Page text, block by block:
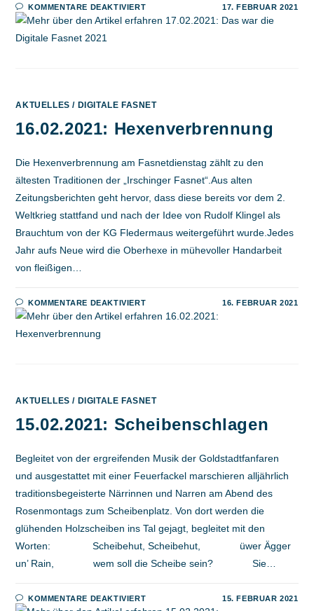
KOMMENTARE DEAKTIVIERTFÜR
17.02.2021:
DAS
17. FEBRUAR 2021
AKTUELLES / DIGITALE FASNET
16.02.2021: Hexenverbrennung
Die Hexenverbrennung am Fasnetdienstag zählt zu den
ältesten Traditionen der „Irschinger Fasnet“.Aus alten
Zeitungsberichten geht hervor, dass diese bereits vor dem 2.
Weltkrieg stattfand und nach der Idee von Rudolf Klingel als
Brauchtum von der KG Fledermaus weitergeführt wurde.Jedes
Jahr aufs Neue wird die Oberhexe in mühevoller Handarbeit
von fleißigen…
KOMMENTARE DEAKTIVIERTFÜR
16.02.2021:
HEXENVERBRENNUNG
16. FEBRUAR 2021
AKTUELLES / DIGITALE FASNET
15.02.2021: Scheibenschlagen
Begleitet von der ergreifenden Musik der Goldstadtfanfaren
und ausgestattet mit einer Feuerfackel marschieren alljährlich
traditionsbegeisterte Närrinnen und Narren am Abend des
Rosenmontags zum Scheibenplatz. Von dort werden die
glühenden Holzscheiben ins Tal gejagt, begleitet mit den
Worten: Scheibehut, Scheibehut, üwer Ägger
un’ Rain, wem soll die Scheibe sein? Sie…
KOMMENTARE DEAKTIVIERTFÜR
15.02.2021:
15. FEBRUAR 2021